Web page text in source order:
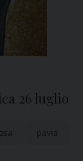
26 luglio
pavia